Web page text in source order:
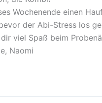
Wochenende einen
der Abi-Stress los
viel Spaß beim
Naomi